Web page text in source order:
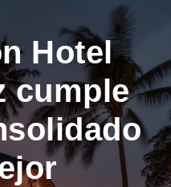
Hotel
cumple